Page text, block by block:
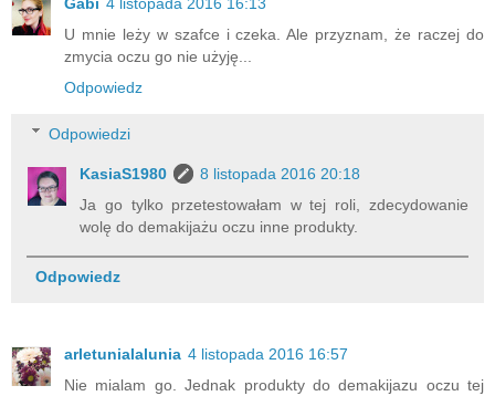
U mnie leży w szafce i czeka. Ale przyznam, że raczej do
zmycia oczu go nie użyję...
Odpowiedz
Odpowiedzi
KasiaS1980
8 listopada 2016 20:18
Ja go tylko przetestowałam w tej roli, zdecydowanie
wolę do demakijażu oczu inne produkty.
Odpowiedz
arletunialalunia 4 listopada 2016 16:57
Nie mialam go. Jednak produkty do demakijazu oczu tej